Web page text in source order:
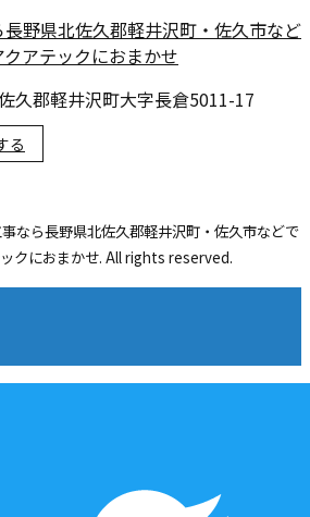
久郡軽井沢町大字長倉5011-17
る
なら長野県北佐久郡軽井沢町・佐久市などで
クにおまかせ. All rights reserved.